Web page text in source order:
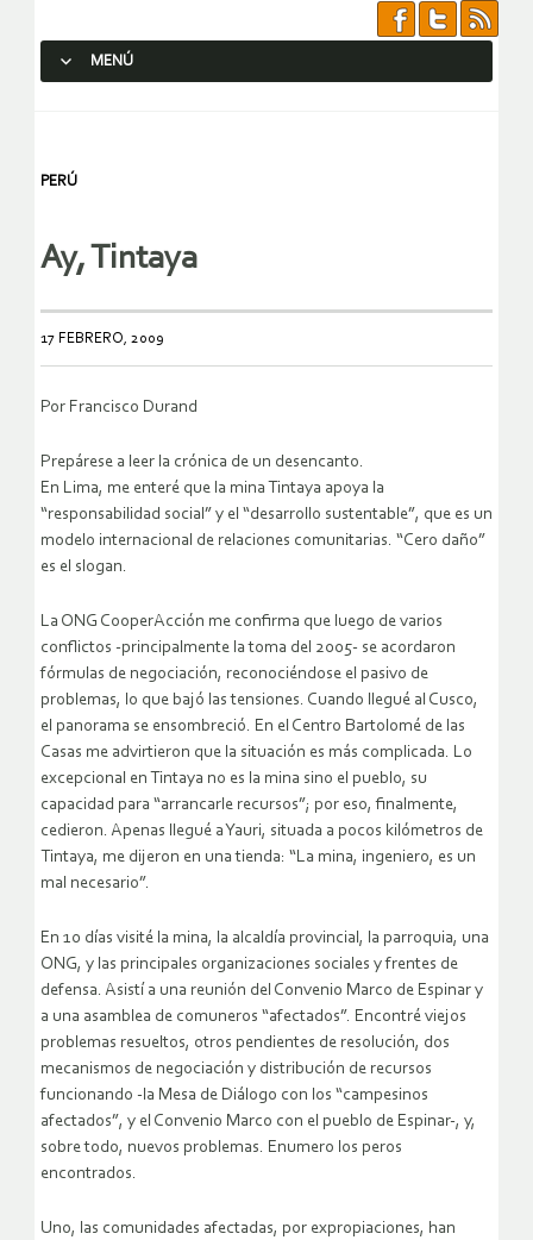
MENÚ
PERÚ
Ay, Tintaya
17 FEBRERO, 2009
Por Francisco Durand
Prepárese a leer la crónica de un desencanto.
En Lima, me enteré que la mina Tintaya apoya la
“responsabilidad social” y el “desarrollo sustentable”, que es un
modelo internacional de relaciones comunitarias. “Cero daño”
es el slogan.
La ONG CooperAcción me confirma que luego de varios
conflictos -principalmente la toma del 2005- se acordaron
fórmulas de negociación, reconociéndose el pasivo de
problemas, lo que bajó las tensiones. Cuando llegué al Cusco,
el panorama se ensombreció. En el Centro Bartolomé de las
Casas me advirtieron que la situación es más complicada. Lo
excepcional en Tintaya no es la mina sino el pueblo, su
capacidad para “arrancarle recursos”; por eso, finalmente,
cedieron. Apenas llegué a Yauri, situada a pocos kilómetros de
Tintaya, me dijeron en una tienda: “La mina, ingeniero, es un
mal necesario”.
En 10 días visité la mina, la alcaldía provincial, la parroquia, una
ONG, y las principales organizaciones sociales y frentes de
defensa. Asistí a una reunión del Convenio Marco de Espinar y
a una asamblea de comuneros “afectados”. Encontré viejos
problemas resueltos, otros pendientes de resolución, dos
mecanismos de negociación y distribución de recursos
funcionando -la Mesa de Diálogo con los “campesinos
afectados”, y el Convenio Marco con el pueblo de Espinar-, y,
sobre todo, nuevos problemas. Enumero los peros
encontrados.
Uno, las comunidades afectadas, por expropiaciones, han